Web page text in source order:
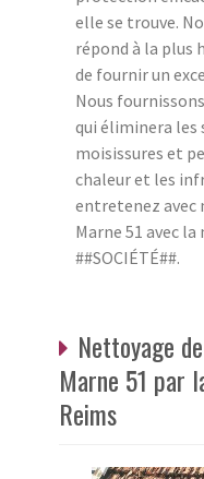
elle se trouve.
répond à la plus
de fournir un
Nous
qui éliminera les
moisissures et
chaleur et les
entretenez avec
Marne 51 avec
##SOCIÉTÉ##.
Nettoyage
Marne 51 par
Reims